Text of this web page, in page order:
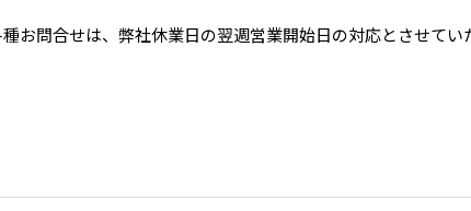
お問合せは、弊社休業日の翌週営業開始日の対応とさせてい